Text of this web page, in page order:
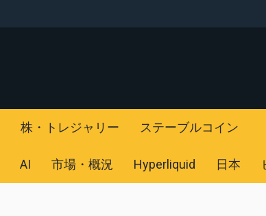
株・トレジャリー ステーブルコイン
AI 市場・概況 Hyperliquid 日本